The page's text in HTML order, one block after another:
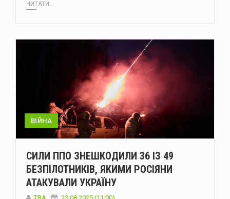
ЧИТАТИ...
ВІЙНА
СИЛИ ППО ЗНЕШКОДИЛИ 36 ІЗ 49
БЕЗПІЛОТНИКІВ, ЯКИМИ РОСІЯНИ
АТАКУВАЛИ УКРАЇНУ